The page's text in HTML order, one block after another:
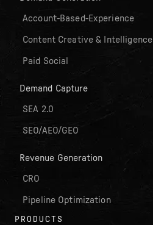
Account-Based-Experience
Content Creative & Intelligence
Paid Social
Demand Capture
SEA 2.0
SEO/AEO/GEO
Revenue Generation
CRO
Pipeline Optimization
PRODUCTS